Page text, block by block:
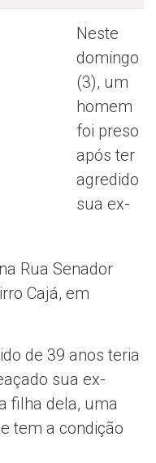
Neste
domingo
(3), um
homem
foi preso
após ter
agredido
sua ex-
Rua Senador
Cajá, em
de 39 anos teria
sua ex-
filha dela, uma
tem a condição